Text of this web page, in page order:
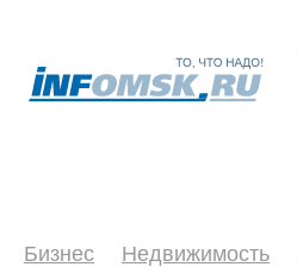
Бизнес Недвижимость